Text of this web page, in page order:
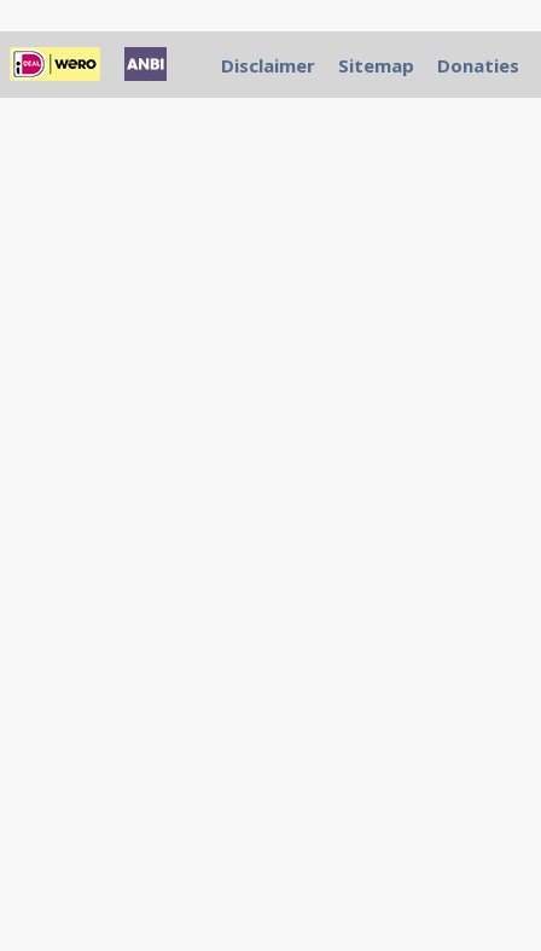
Disclaimer Sitemap Donaties